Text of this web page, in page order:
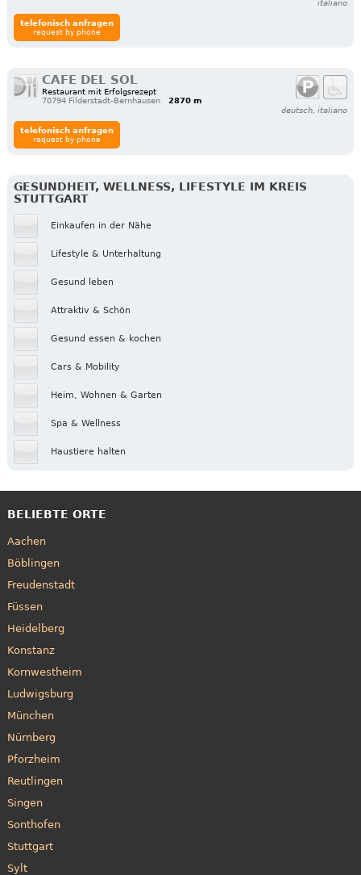
italiano
telefonisch anfragen
request by phone
CAFE DEL SOL
Restaurant mit Erfolgsrezept
70794 Filderstadt-Bernhausen
2870 m
deutsch, italiano
telefonisch anfragen
request by phone
GESUNDHEIT, WELLNESS, LIFESTYLE IM KREIS
STUTTGART
Einkaufen in der Nähe
Lifestyle & Unterhaltung
Gesund leben
Attraktiv & Schön
Gesund essen & kochen
Cars & Mobility
Heim, Wohnen & Garten
Spa & Wellness
Haustiere halten
BELIEBTE ORTE
Aachen
Böblingen
Freudenstadt
Füssen
Heidelberg
Konstanz
Kornwestheim
Ludwigsburg
München
Nürnberg
Pforzheim
Reutlingen
Singen
Sonthofen
Stuttgart
Sylt